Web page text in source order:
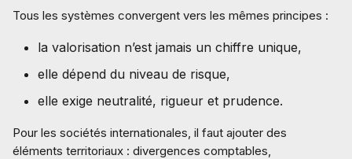
Tous les systèmes convergent vers les mêmes principes :
la valorisation n’est jamais un chiffre unique,
elle dépend du niveau de risque,
elle exige neutralité, rigueur et prudence.
Pour les sociétés internationales, il faut ajouter des
éléments territoriaux : divergences comptables,